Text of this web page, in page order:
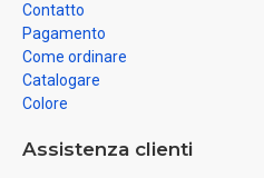
Contatto
Pagamento
Come ordinare
Catalogare
Colore
Assistenza clienti